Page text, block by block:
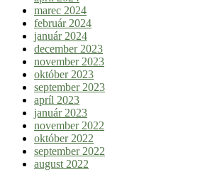
marec 2024
február 2024
január 2024
december 2023
november 2023
október 2023
september 2023
apríl 2023
január 2023
november 2022
október 2022
september 2022
august 2022